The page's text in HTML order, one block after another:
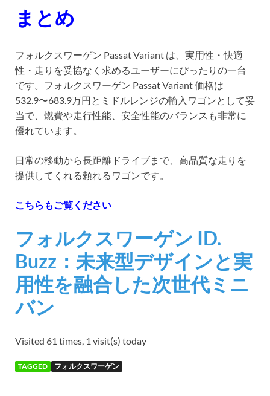
まとめ
フォルクスワーゲン Passat Variant は、実用性・快適
性・走りを妥協なく求めるユーザーにぴったりの一台
です。フォルクスワーゲン Passat Variant 価格は
532.9〜683.9万円とミドルレンジの輸入ワゴンとして妥
当で、燃費や走行性能、安全性能のバランスも非常に
優れています。
日常の移動から長距離ドライブまで、高品質な走りを
提供してくれる頼れるワゴンです。
こちらもご覧ください
フォルクスワーゲン ID.
Buzz：未来型デザインと実
用性を融合した次世代ミニ
バン
Visited 61 times, 1 visit(s) today
TAGGED フォルクスワーゲン